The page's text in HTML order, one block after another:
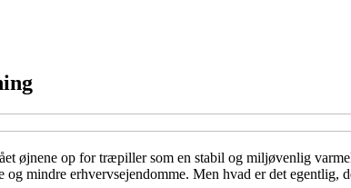
øjnene op for træpiller som en stabil og miljøvenlig
mindre erhvervsejendomme. Men hvad er det egentlig,